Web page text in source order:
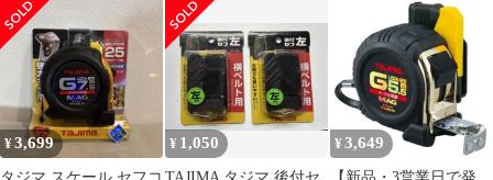
メートル目盛 スケール
コンベックス セフコン
¥3,699 ¥ 1,050 ¥ 3,649